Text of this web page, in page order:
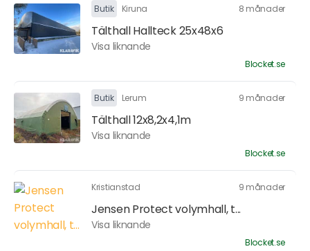
Butik Kiruna 8 månader
Tälthall Hallteck 25x48x6
Visa liknande
Blocket.se
Butik Lerum 9 månader
Tälthall 12x8,2x4,1m
Visa liknande
Blocket.se
Kristianstad 9 månader
Jensen Protect volymhall, t...
Visa liknande
Blocket.se